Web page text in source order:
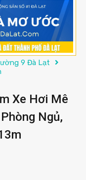
9 Đà Lạt
Xe Hơi Mê
Ngủ,